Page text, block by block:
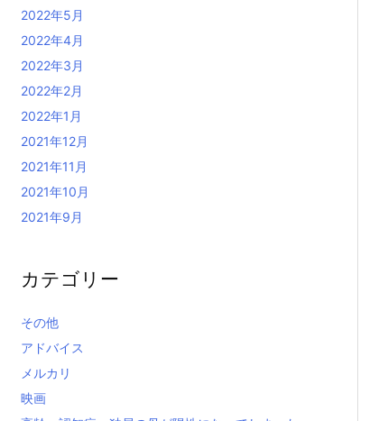
2022年5月
2022年4月
2022年3月
2022年2月
2022年1月
2021年12月
2021年11月
2021年10月
2021年9月
カテゴリー
その他
アドバイス
メルカリ
映画